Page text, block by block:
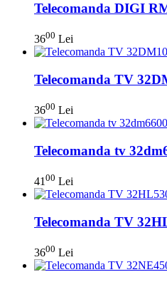
Telecomanda DIGI
3600 Lei
Telecomanda TV
3600 Lei
Telecomanda tv
41 00 Lei
Telecomanda TV
3600 Lei